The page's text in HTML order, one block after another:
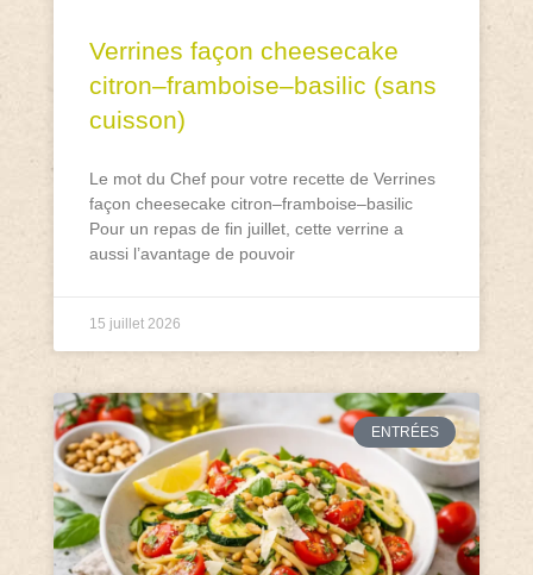
Verrines façon cheesecake
citron–framboise–basilic (sans
cuisson)
Le mot du Chef pour votre recette de Verrines
façon cheesecake citron–framboise–basilic
Pour un repas de fin juillet, cette verrine a
aussi l’avantage de pouvoir
15 juillet 2026
ENTRÉES